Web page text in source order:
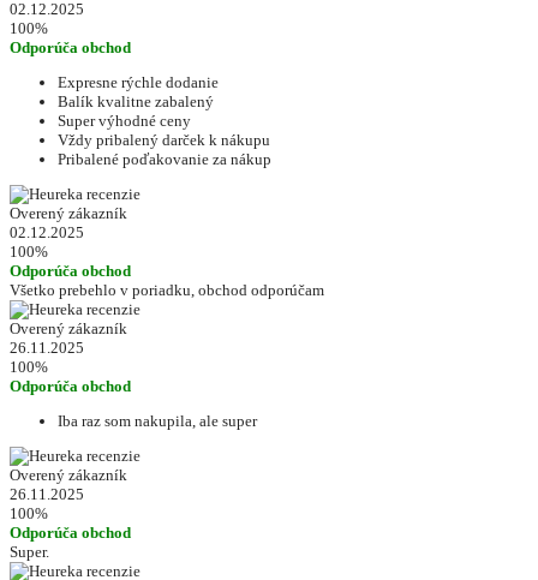
02.12.2025
100%
Odporúča obchod
Expresne rýchle dodanie
Balík kvalitne zabalený
Super výhodné ceny
Vždy pribalený darček k nákupu
Pribalené poďakovanie za nákup
Overený zákazník
02.12.2025
100%
Odporúča obchod
Všetko prebehlo v poriadku, obchod odporúčam
Overený zákazník
26.11.2025
100%
Odporúča obchod
Iba raz som nakupila, ale super
Overený zákazník
26.11.2025
100%
Odporúča obchod
Super.